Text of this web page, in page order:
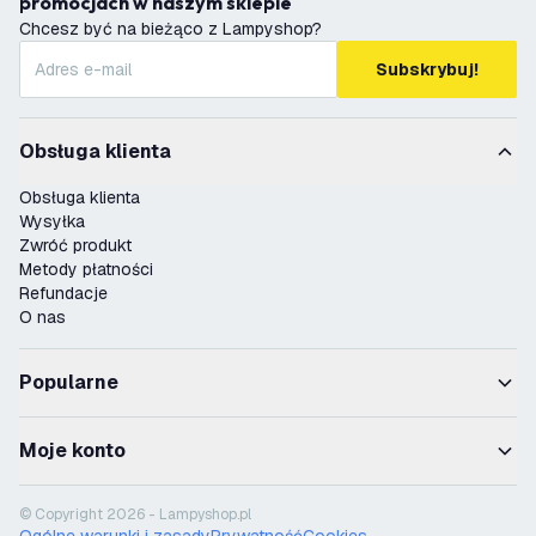
Chcesz być na bieżąco z Lampyshop?
Subskrybuj!
Obsługa klienta
Obsługa klienta
Wysyłka
Zwróć produkt
Metody płatności
Refundacje
O nas
Popularne
Moje konto
© Copyright 2026 - Lampyshop.pl